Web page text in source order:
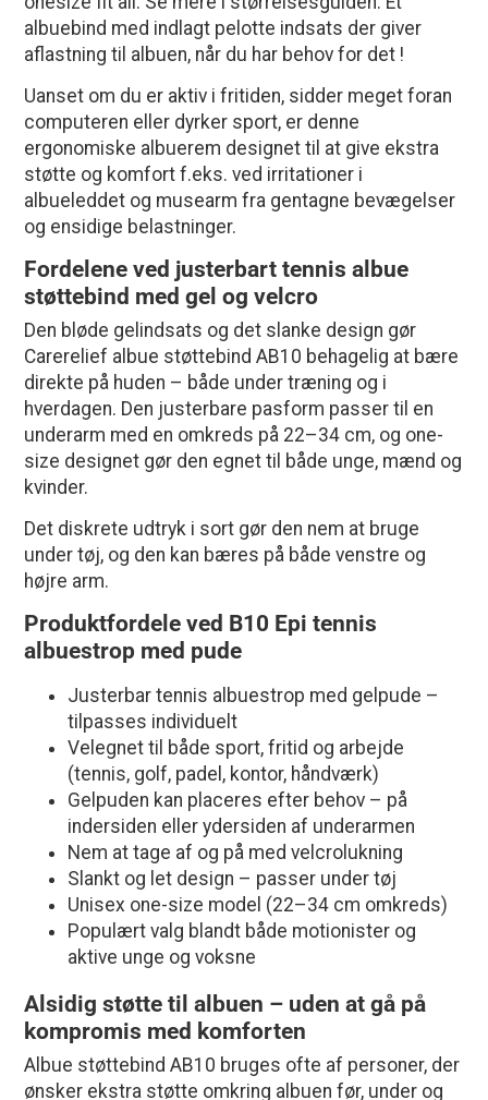
albuebind med indlagt pelotte indsats der giver
aflastning til albuen, når du har behov for det !
Uanset om du er aktiv i fritiden, sidder meget foran
computeren eller dyrker sport, er denne
ergonomiske albuerem designet til at give ekstra
støtte og komfort f.eks. ved irritationer i
albueleddet og musearm fra gentagne bevægelser
og ensidige belastninger.
Fordelene ved justerbart tennis albue
støttebind med gel og velcro
Den bløde gelindsats og det slanke design gør
Carerelief albue støttebind AB10 behagelig at bære
direkte på huden – både under træning og i
hverdagen. Den justerbare pasform passer til en
underarm med en omkreds på 22–34 cm, og one-
size designet gør den egnet til både unge, mænd og
kvinder.
Det diskrete udtryk i sort gør den nem at bruge
under tøj, og den kan bæres på både venstre og
højre arm.
Produktfordele ved B10 Epi tennis
albuestrop med pude
Justerbar tennis albuestrop med gelpude –
tilpasses individuelt
Velegnet til både sport, fritid og arbejde
(tennis, golf, padel, kontor, håndværk)
Gelpuden kan placeres efter behov – på
indersiden eller ydersiden af underarmen
Nem at tage af og på med velcrolukning
Slankt og let design – passer under tøj
Unisex one-size model (22–34 cm omkreds)
Populært valg blandt både motionister og
aktive unge og voksne
Alsidig støtte til albuen – uden at gå på
kompromis med komforten
Albue støttebind AB10 bruges ofte af personer, der
ønsker ekstra støtte omkring albuen før, under og